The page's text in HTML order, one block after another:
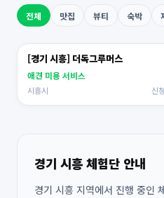
전체 맛집 뷰티 숙박
[경기 시흥] 더독그루머스
애견 미용 서비스
시흥시 신
경기 시흥 체험단 안내
경기 시흥 지역에서 진행 중인